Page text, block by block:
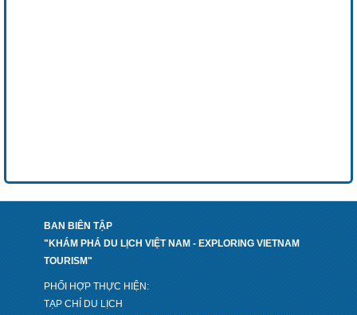
BAN BIÊN TẬP
"KHÁM PHÁ DU LỊCH VIỆT NAM - EXPLORING VIETNAM
TOURISM"
PHỐI HỢP THỰC HIỆN:
TẠP CHÍ DU LỊCH